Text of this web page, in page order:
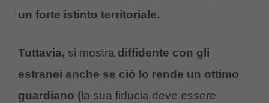
un forte istinto territoriale.
Tuttavia, si mostra diffidente con gli
estranei anche se ciò lo rende un ottimo
guardiano ( la sua fiducia deve essere